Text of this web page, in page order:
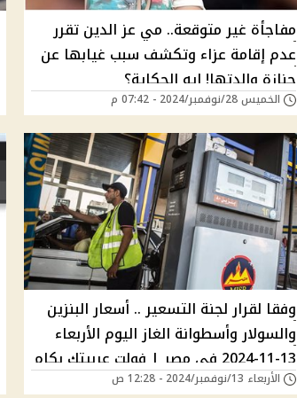
مفاجأة غير متوقعة.. مي عز الدين تقرر
عدم إقامة عزاء وتكشف سبب غيابها عن
جنازة والدتها! إيه الحكاية؟
الخميس 28/نوفمبر/2024 - 07:42 م
وفقا لقرار لجنة التسعير .. أسعار البنزين
والسولار وأسطوانة الغاز اليوم الأربعاء
13-11-2024 في مصر | فولت عربيتك بكام
النهاردة؟
الأربعاء 13/نوفمبر/2024 - 12:28 ص